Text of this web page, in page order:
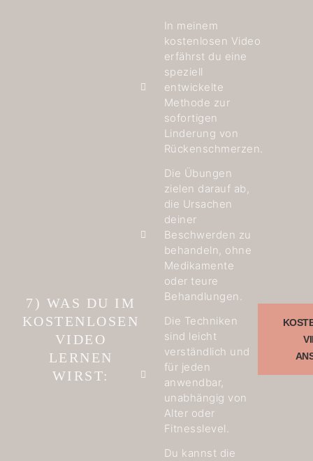
7) WAS DU IM
KOSTENLOSEN
VIDEO
LERNEN
WIRST:
In meinem
kostenlosen Video
erfährst du eine
speziell
entwickelte
Methode zur
sofortigen
Linderung von
Rückenschmerzen.
Die Übungen
zielen darauf ab,
die Ursachen
deiner
Beschwerden zu
behandeln, ohne
Medikamente
oder teure
Behandlungen.
Die Techniken
sind leicht
verständlich und
für jeden
anwendbar,
unabhängig von
Alter oder
Fitnesslevel.
Du kannst die